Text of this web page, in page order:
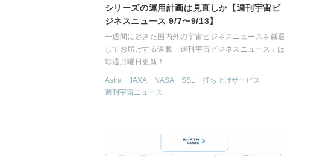
シリーズの運用計画は見直しか【週刊宇宙ビ
ジネスニュース 9/7〜9/13】
一週間に起きた国内外の宇宙ビジネスニュースを厳選
してお届けする連載「週刊宇宙ビジネスニュース」は
毎週月曜日更新！
Astra JAXA NASA SSL
打ち上げサービス
週刊宇宙ニュース